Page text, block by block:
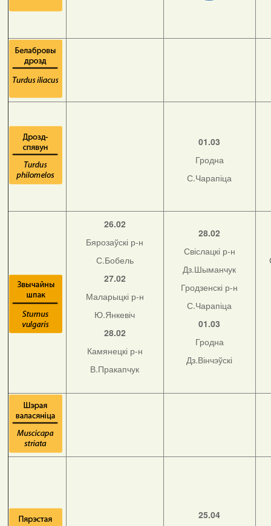
01.03
Гродна
С.Чарапіца
26.02
Бярозаўскі р-н
С.Бобель
27.02
Маларыцкі р-н
Ю.Янкевіч
28.02
Камянецкі р-н
В.Пракапчук
28.02
Свіслацкі р-н
Дз.Шыманчук
Гродзенскі р-н
С.Чарапіца
01.03
Гродна
Дз.Вінчэўскі
25.04